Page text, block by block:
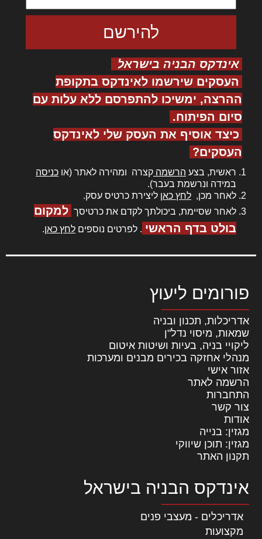
אינדקס הבניה בישראל
העסקים שירשמו לאינדקס בתקופת
ההרצה, ימשיכו להתפרסם ללא עלות עם
סיום הפיתוח.
כיצד אוסיף את העסק שלי לאינדקס
העסקים?
ראשית, בצע הרשמה קצרה ומהירה לאתר (או כניסה
במידה ונרשמת בעבר).
לאחר מכן, לחץ כאן ליצירת כרטיס עסק.
לאחר שסיימת, ביכולתך לקדם את כרטיסך למקום
בולט בדף הראשי . לפרטים נוספים לחץ כאן.
פורומים ליעוץ
אדריכלות, תכנון ובניה
שמאות, מיסוי נדל"ן
ליקויי בניה, בעיות ושיטות איטום
מנהלי אחזקה בכירים מבנים ומערכות
אזור אישי
הרשמה לאתר
התחברות
צור קשר
אודות
מגזין: בנייה
מגזין: תוכן שיווקי
תקנון האתר
אינדקס הבניה בישראל
אדריכלים - מעצבי פנים
מקצועות